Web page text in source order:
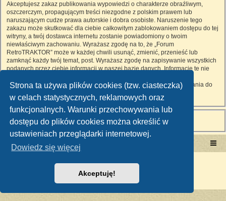
Strona ta używa plików cookies (tzw. ciasteczka)
w celach statystycznych, reklamowych oraz
funkcjonalnych. Warunki przechowywania lub
dostępu do plików cookies można określić w
ustawieniach przeglądarki internetowej.
Dowiedz się więcej
Akceptuję!
Akceptujesz zakaz publikowania wypowiedzi o charakterze obraźliwym,
oszczerczym, propagującym treści niezgodne z polskim prawem lub
naruszającym cudze prawa autorskie i dobra osobiste. Naruszenie tego
zakazu może skutkować dla ciebie całkowitym zablokowaniem dostępu do tej
witryny, a twój dostawca internetu zostanie powiadomiony o twoim
niewłaściwym zachowaniu. Wyrażasz zgodę na to, że „Forum
RetroTRAKTOR” może w każdej chwili usunąć, zmienić, przenieść lub
zamknąć każdy twój temat, post. Wyrażasz zgodę na zapisywanie wszystkich
podanych przez ciebie informacji w naszej bazie danych. Informacje te nie
RetroTRAKTOR”, ani phpBB nie ponosi odpowiedzialności za włamania do
witryny, podczas których może dojść do kradzieży danych.
Portal RetroTRAKTOR.pl
Polski pakiet językowy dostarcza